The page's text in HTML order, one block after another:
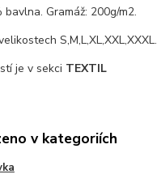
Gramáž: 200g/m2.
S,M,L,XL,XXL,XXXL.
je v sekci TEXTIL
v kategoriích